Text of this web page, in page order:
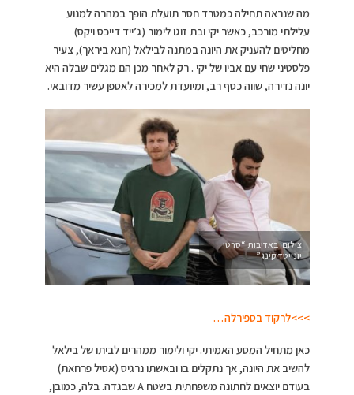
מה שנראה תחילה כמטרד חסר תועלת הופך במהרה למנוע
עלילתי מורכב, כאשר יקי ובת זוגו לימור (ג’ייד דייכס ויקס)
מחליטים להעניק את היונה במתנה לבילאל (חנא ביראך), צעיר
פלסטיני שחי עם אביו של יקי . רק לאחר מכן הם מגלים שבלה היא
יונה נדירה, שווה כסף רב, ומיועדת למכירה לאספן עשיר מדובאי.
צילום: באדיבות “סרטי
יונייטד קינג”
>>>לרקוד בספירלה…
כאן מתחיל המסע האמיתי. יקי ולימור ממהרים לביתו של בילאל
להשיב את היונה, אך נתקלים בו ובאשתו נרגיס (אסיל פרחאת)
בעודם יוצאים לחתונה משפחתית בשטח A שבגדה. בלה, כמובן,